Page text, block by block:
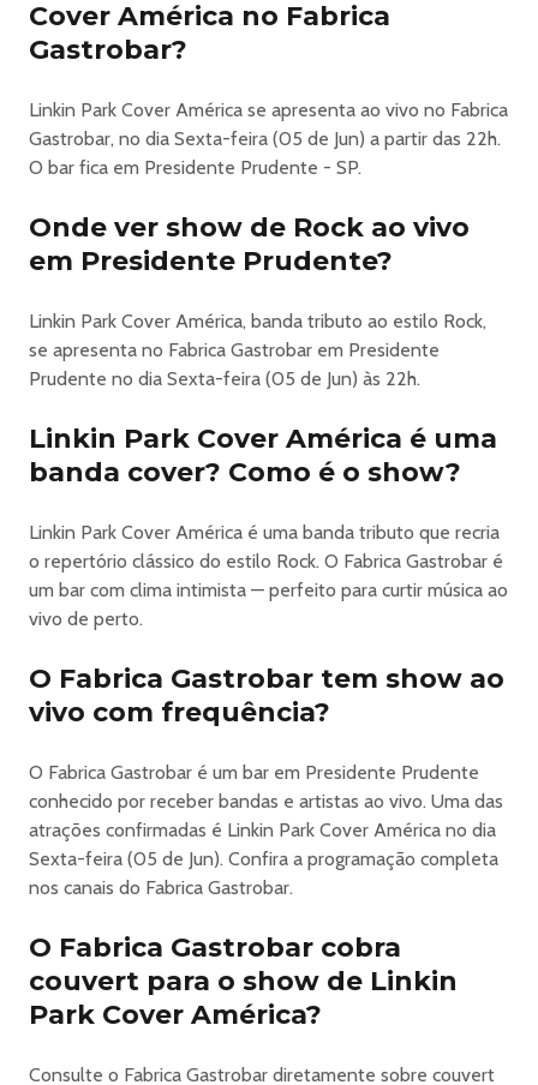
https://meaple.com.br/lpcachicomalakian/prudente
Informações: (81) 99951-7560 (WhatsApp)
Cover América no Fabrica
Gastrobar?
Linkin Park Cover América se apresenta ao vivo no Fabrica
Gastrobar, no dia Sexta-feira (05 de Jun) a partir das 22h.
O bar fica em Presidente Prudente - SP.
Onde ver show de Rock ao vivo
em Presidente Prudente?
Linkin Park Cover América, banda tributo ao estilo Rock,
se apresenta no Fabrica Gastrobar em Presidente
Prudente no dia Sexta-feira (05 de Jun) às 22h.
Linkin Park Cover América é uma
banda cover? Como é o show?
Linkin Park Cover América é uma banda tributo que recria
o repertório clássico do estilo Rock. O Fabrica Gastrobar é
um bar com clima intimista — perfeito para curtir música ao
vivo de perto.
O Fabrica Gastrobar tem show ao
vivo com frequência?
O Fabrica Gastrobar é um bar em Presidente Prudente
conhecido por receber bandas e artistas ao vivo. Uma das
atrações confirmadas é Linkin Park Cover América no dia
Sexta-feira (05 de Jun). Confira a programação completa
nos canais do Fabrica Gastrobar.
O Fabrica Gastrobar cobra
couvert para o show de Linkin
Park Cover América?
Consulte o Fabrica Gastrobar diretamente sobre couvert